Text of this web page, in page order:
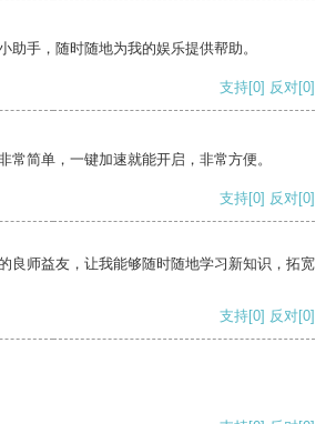
助手，随时随地为我的娱乐提供帮助。
支持[0] 反对[0]
常简单，一键加速就能开启，非常方便。
支持[0] 反对[0]
良师益友，让我能够随时随地学习新知识，拓宽
支持[0] 反对[0]